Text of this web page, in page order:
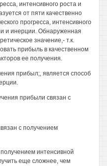
интенсивного роста и
от пяти качественно
прогресса, интенсивного
и инерции. Обнаруженная
значение,- т.к.
прибыль в качественном
ее получения.
прибыл;, является способ
прибыли связан с
с получением
интенсивной
еще сложнее, чем